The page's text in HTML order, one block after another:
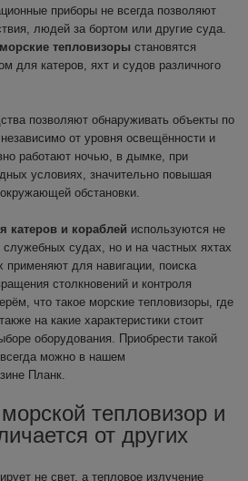
приборы не всегда позволяют
людей за бортом или другие суда.
морские тепловизоры становятся
для катеров, яхт и судов различного
позволяют обнаруживать объекты по
от уровня освещённости и
работают ночью, в дымке, при
условиях, значительно повышая
обстановки.
катеров и кораблей используются не
судах, но и на частных яхтах
применяют для навигации, поиска
столкновений и контроля
что такое морские тепловизоры, где
на какие характеристики стоит
оборудования. Приобрести такой
можно в нашем
Планк.
тепловизор и
от других
не свет, а тепловое излучение